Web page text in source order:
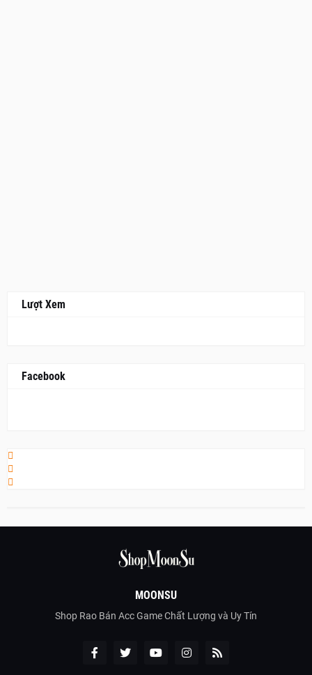
Lượt Xem
Facebook
MOONSU
Shop Rao Bán Acc Game Chất Lượng và Uy Tín